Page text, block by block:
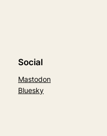
Social
Mastodon
Bluesky